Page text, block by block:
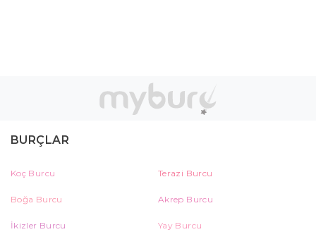
BURÇLAR
Koç Burcu Terazi Burcu
Boğa Burcu Akrep Burcu
İkizler Burcu Yay Burcu